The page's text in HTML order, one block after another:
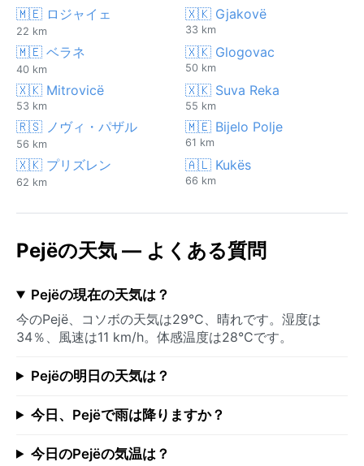
🇲🇪 ロジャイェ
22 km
🇽🇰 Gjakovë
33 km
🇲🇪 ベラネ
40 km
🇽🇰 Glogovac
50 km
🇽🇰 Mitrovicë
53 km
🇽🇰 Suva Reka
55 km
🇷🇸 ノヴィ・パザル
56 km
🇲🇪 Bijelo Polje
61 km
🇽🇰 プリズレン
62 km
🇦🇱 Kukës
66 km
Pejëの天気 — よくある質問
Pejëの現在の天気は？
今のPejë、コソボの天気は29°C、晴れです。湿度は
34％、風速は11 km/h。体感温度は28°Cです。
Pejëの明日の天気は？
今日、Pejëで雨は降りますか？
今日のPejëの気温は？